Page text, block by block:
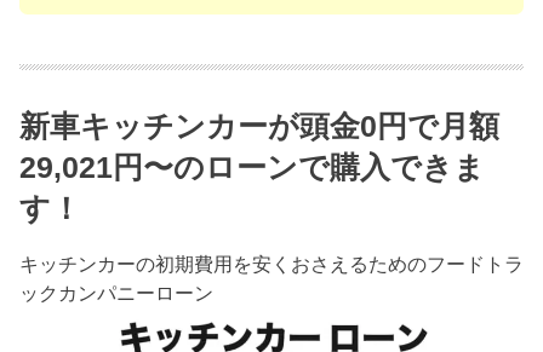
新車キッチンカーが頭金0円で月額
29,021円〜のローンで購入できま
す！
キッチンカーの初期費用を安くおさえるためのフードトラ
ックカンパニーローン